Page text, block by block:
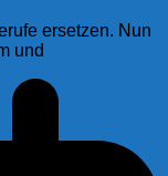
ersetzen. Nun
und